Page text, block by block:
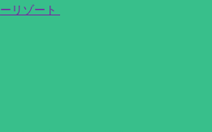
ーリゾート